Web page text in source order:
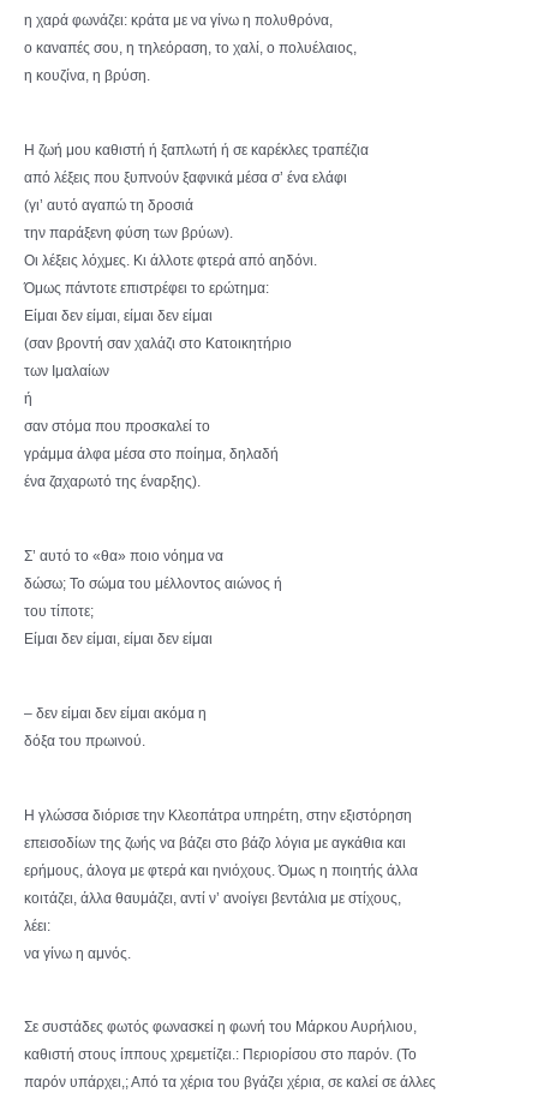
η χαρά φωνάζει: κράτα με να γίνω η πολυθρόνα,
ο καναπές σου, η τηλεόραση, το χαλί, ο πολυέλαιος,
η κουζίνα, η βρύση.
Η ζωή μου καθιστή ή ξαπλωτή ή σε καρέκλες τραπέζια
από λέξεις που ξυπνούν ξαφνικά μέσα σ’ ένα ελάφι
(γι’ αυτό αγαπώ τη δροσιά
την παράξενη φύση των βρύων).
Οι λέξεις λόχμες. Κι άλλοτε φτερά από αηδόνι.
Όμως πάντοτε επιστρέφει το ερώτημα:
Είμαι δεν είμαι, είμαι δεν είμαι
(σαν βροντή σαν χαλάζι στο Κατοικητήριο
των Ιμαλαίων
ή
σαν στόμα που προσκαλεί το
γράμμα άλφα μέσα στο ποίημα, δηλαδή
ένα ζαχαρωτό της έναρξης).
Σ’ αυτό το «θα» ποιο νόημα να
δώσω; Το σώμα του μέλλοντος αιώνος ή
του τίποτε;
Είμαι δεν είμαι, είμαι δεν είμαι
– δεν είμαι δεν είμαι ακόμα η
δόξα του πρωινού.
Η γλώσσα διόρισε την Κλεοπάτρα υπηρέτη, στην εξιστόρηση
επεισοδίων της ζωής να βάζει στο βάζο λόγια με αγκάθια και
ερήμους, άλογα με φτερά και ηνιόχους. Όμως η ποιητής άλλα
κοιτάζει, άλλα θαυμάζει, αντί ν’ ανοίγει βεντάλια με στίχους,
λέει:
να γίνω η αμνός.
Σε συστάδες φωτός φωνασκεί η φωνή του Μάρκου Αυρήλιου,
καθιστή στους ίππους χρεμετίζει.: Περιορίσου στο παρόν. (Το
παρόν υπάρχει,; Από τα χέρια του βγάζει χέρια, σε καλεί σε άλλες